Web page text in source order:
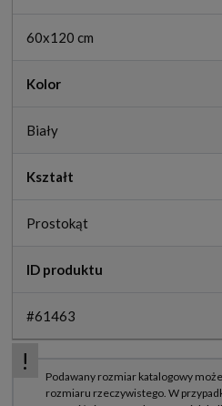
60x120 cm
Kolor
Biały
Kształt
Prostokąt
ID produktu
#61463